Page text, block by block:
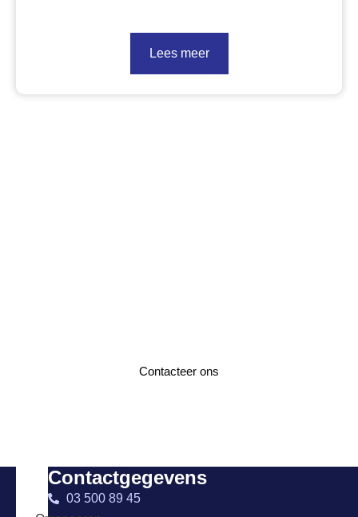
Lees meer
Contacteer ons
Contactgegevens
03 500 89 45